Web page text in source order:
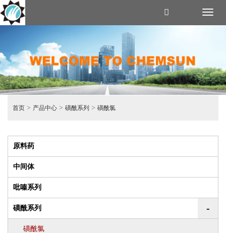
首页 > 产品中心 > 磺酰系列 > 磺酰氯
原料药
中间体
吡嗪系列
磺酰系列 -
磺酰氯